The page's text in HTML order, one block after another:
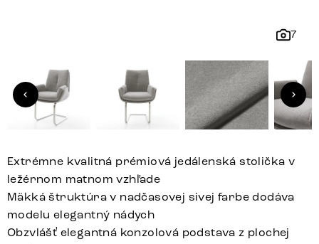
7
Extrémne kvalitná prémiová jedálenská stolička v
ležérnom matnom vzhľade
Mäkká štruktúra v nadčasovej sivej farbe dodáva
modelu elegantný nádych
Obzvlášť elegantná konzolová podstava z plochej